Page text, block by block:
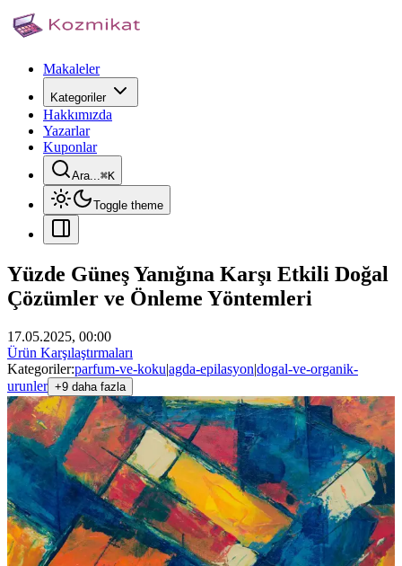
Makaleler
Kategoriler
Hakkımızda
Yazarlar
Kuponlar
Ara...⌘K
Toggle theme
Yüzde Güneş Yanığına Karşı Etkili Doğal
Çözümler ve Önleme Yöntemleri
17.05.2025, 00:00
Ürün Karşılaştırmaları
Kategoriler:parfum-ve-koku|agda-epilasyon|dogal-ve-organik-
urunler +9 daha fazla